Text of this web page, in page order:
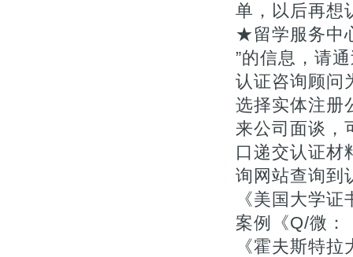
单，以后再想
★留学服务中
”的信息，请
认证咨询顾问
选择实体注册
来公司面谈，
口递交认证材
询网站查询到
《美国大学
案例《Q/微：
《霍夫斯特